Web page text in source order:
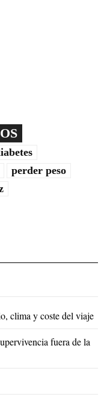
perder peso
clima y coste del viaje
fuera de la